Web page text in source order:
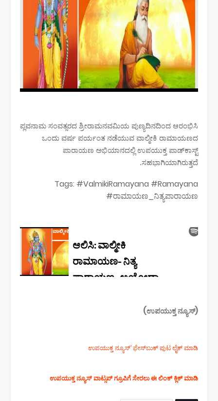
ಪ್ಲವನಾಮ ಸಂವತ್ಸರದ ಶ್ರೀರಾಮನವಮಿಯ ಪುಣ್ಯದಿನದಿಂದ ಆರಂಭಿಸಿ
ಒಂದು ವರ್ಷ ಪರ್ಯಂತ ನಡೆಯುವ ವಾಲ್ಮೀಕಿ ರಾಮಾಯಣದ
ಪಾರಾಯಣ ಅಭಿಯಾನದಲ್ಲಿ ಉಪಯುಕ್ತ ಪಾಡ್‌ಕಾಸ್ಟ್‌
ಸಹಭಾಗಿಯಾಗಿರುತ್ತದೆ.
Tags: #ValmikiRamayana #Ramayana
#ರಾಮಾಯಣ_ನಿತ್ಯಪಾರಾಯಣ
(ಉಪಯುಕ್ತ ನ್ಯೂಸ್)
ಉಪಯುಕ್ತ ನ್ಯೂಸ್‌’ ಫೇಸ್‌ಬುಕ್ ಪುಟ ಲೈಕ್ ಮಾಡಿ
ಉಪಯುಕ್ತ ನ್ಯೂಸ್‌ ವಾಟ್ಸಪ್‌ ಗ್ರೂಪಿಗೆ ಸೇರಲು ಈ ಲಿಂಕ್ ಕ್ಲಿಕ್ ಮಾಡಿ